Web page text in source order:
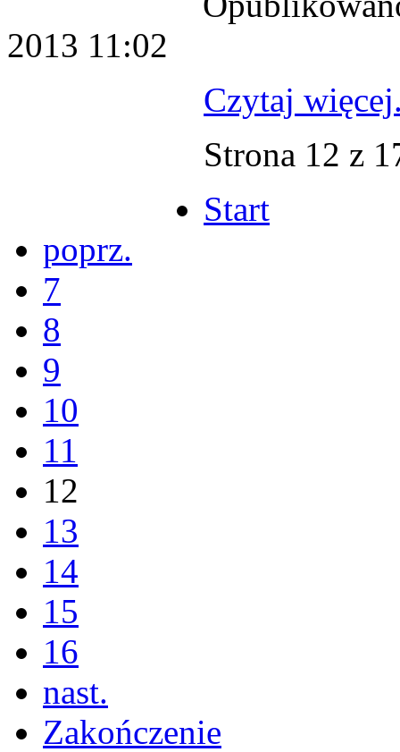
2013 11:02
Czytaj
Strona 12 z
Start
poprz.
7
8
9
10
11
12
13
14
15
16
nast.
Zakończenie